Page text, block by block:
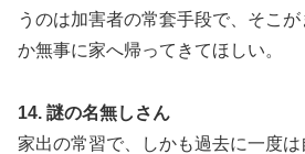
うのは加害者の常套手段で、そこ
か無事に家へ帰ってきてほしい。
14. 謎の名無しさん
家出の常習で、しかも過去に一度は